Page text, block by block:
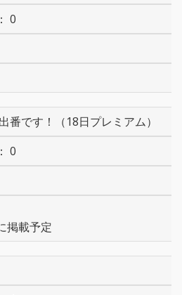
0
番です！（18日プレミアム）
0
掲載予定